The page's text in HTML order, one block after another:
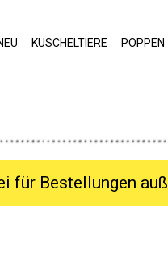
KUSCHELTIERE POPPEN
für Bestellungen